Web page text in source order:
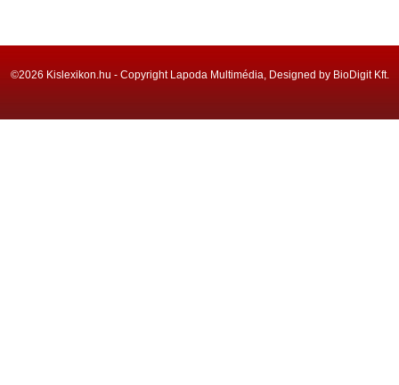
©2026 Kislexikon.hu - Copyright Lapoda Multimédia, Designed by BioDigit Kft.